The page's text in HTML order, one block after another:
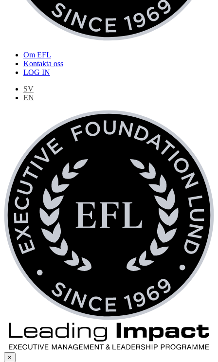
Om EFL
Kontakta oss
LOG IN
SV
EN
×